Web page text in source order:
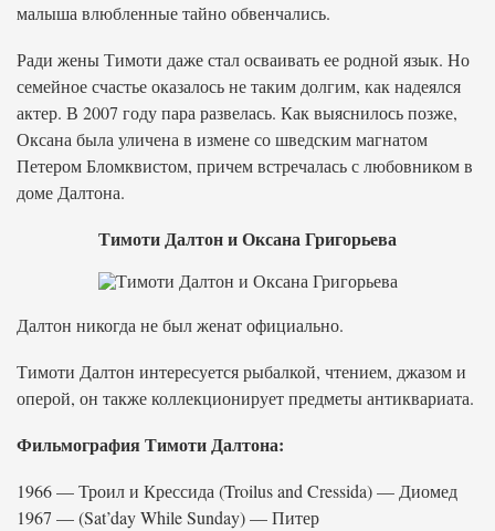
малыша влюбленные тайно обвенчались.
Ради жены Тимоти даже стал осваивать ее родной язык. Но
семейное счастье оказалось не таким долгим, как надеялся
актер. В 2007 году пара развелась. Как выяснилось позже,
Оксана была уличена в измене со шведским магнатом
Петером Бломквистом, причем встречалась с любовником в
доме Далтона.
Тимоти Далтон и Оксана Григорьева
Далтон никогда не был женат официально.
Тимоти Далтон интересуется рыбалкой, чтением, джазом и
оперой, он также коллекционирует предметы антиквариата.
Фильмография Тимоти Далтона:
1966 — Троил и Крессида (Troilus and Cressida) — Диомед
1967 — (Sat’day While Sunday) — Питер